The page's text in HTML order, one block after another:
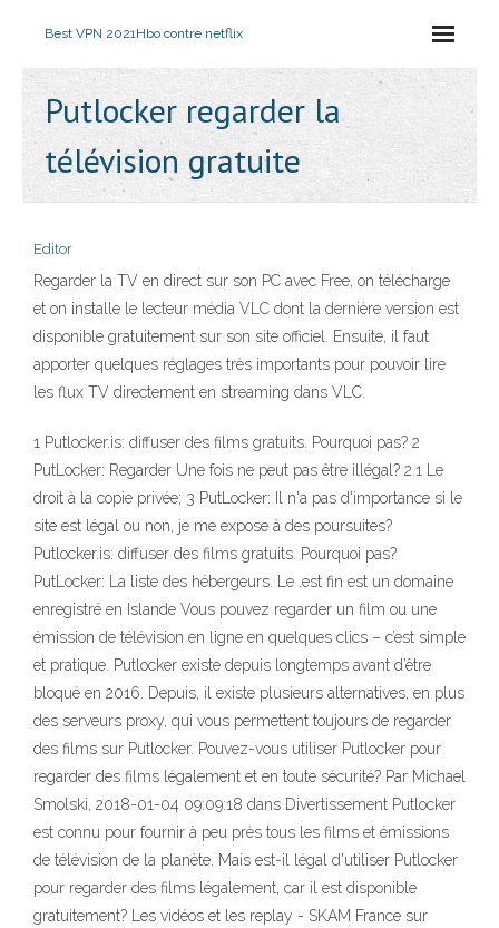
Best VPN 2021Hbo contre netflix
Putlocker regarder la
télévision gratuite
Editor
Regarder la TV en direct sur son PC avec Free, on télécharge
et on installe le lecteur média VLC dont la dernière version est
disponible gratuitement sur son site officiel. Ensuite, il faut
apporter quelques réglages très importants pour pouvoir lire
les flux TV directement en streaming dans VLC.
1 Putlocker.is: diffuser des films gratuits. Pourquoi pas? 2
PutLocker: Regarder Une fois ne peut pas être illégal? 2.1 Le
droit à la copie privée; 3 PutLocker: Il n'a pas d'importance si le
site est légal ou non, je me expose à des poursuites?
Putlocker.is: diffuser des films gratuits. Pourquoi pas?
PutLocker: La liste des hébergeurs. Le .est fin est un domaine
enregistré en Islande Vous pouvez regarder un film ou une
émission de télévision en ligne en quelques clics – c’est simple
et pratique. Putlocker existe depuis longtemps avant d’être
bloqué en 2016. Depuis, il existe plusieurs alternatives, en plus
des serveurs proxy, qui vous permettent toujours de regarder
des films sur Putlocker. Pouvez-vous utiliser Putlocker pour
regarder des films légalement et en toute sécurité? Par Michael
Smolski, 2018-01-04 09:09:18 dans Divertissement Putlocker
est connu pour fournir à peu près tous les films et émissions
de télévision de la planète. Mais est-il légal d'utiliser Putlocker
pour regarder des films légalement, car il est disponible
gratuitement? Les vidéos et les replay - SKAM France sur